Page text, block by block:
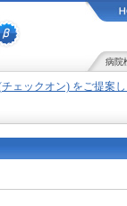
病院
ェックオン) をご提案